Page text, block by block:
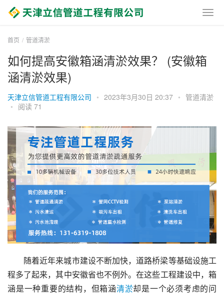
首页 管道清淤
如何提高安徽箱涵清淤效果？ (安徽箱
涵清淤效果)
天津立信管道工程有限公司 • 2023年3月30日 20:37 • 管道清淤
• 阅读 71
随着近年来城市建设不断加快，道路桥梁等基础设施工
程多了起来，其中安徽省也不例外。在这些工程建设中，箱
涵是一种重要的结构，但箱涵清淤却是一个必须考虑的问